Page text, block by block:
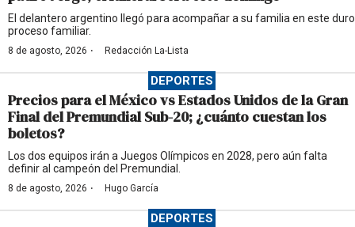
El delantero argentino llegó para acompañar a su familia en este duro
proceso familiar.
8 de agosto, 2026 · Redacción La-Lista
DEPORTES
Precios para el México vs Estados Unidos de la Gran
Final del Premundial Sub-20; ¿cuánto cuestan los
boletos?
Los dos equipos irán a Juegos Olímpicos en 2028, pero aún falta
definir al campeón del Premundial.
8 de agosto, 2026 · Hugo García
DEPORTES